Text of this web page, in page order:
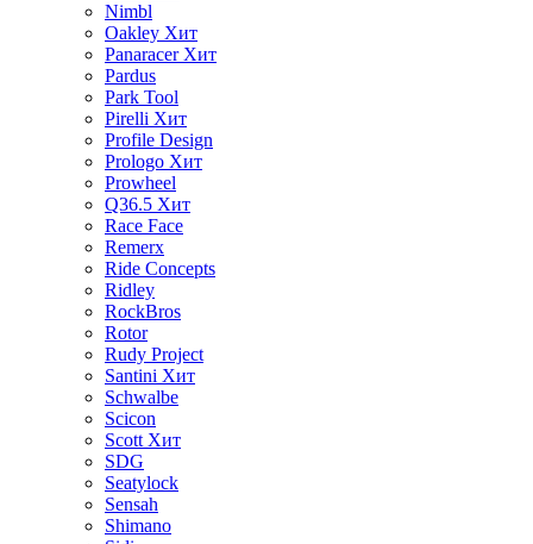
Nimbl
Oakley Хит
Panaracer Хит
Pardus
Park Tool
Pirelli Хит
Profile Design
Prologo Хит
Prowheel
Q36.5 Хит
Race Face
Remerx
Ride Concepts
Ridley
RockBros
Rotor
Rudy Project
Santini Хит
Schwalbe
Scicon
Scott Хит
SDG
Seatylock
Sensah
Shimano